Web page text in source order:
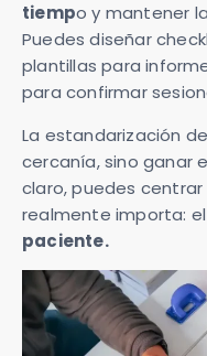
tiempo y mantener
Puedes diseñar
plantillas para
para confirmar
La estandarización
cercanía, sino ganar
claro, puedes
realmente importa: el
paciente.